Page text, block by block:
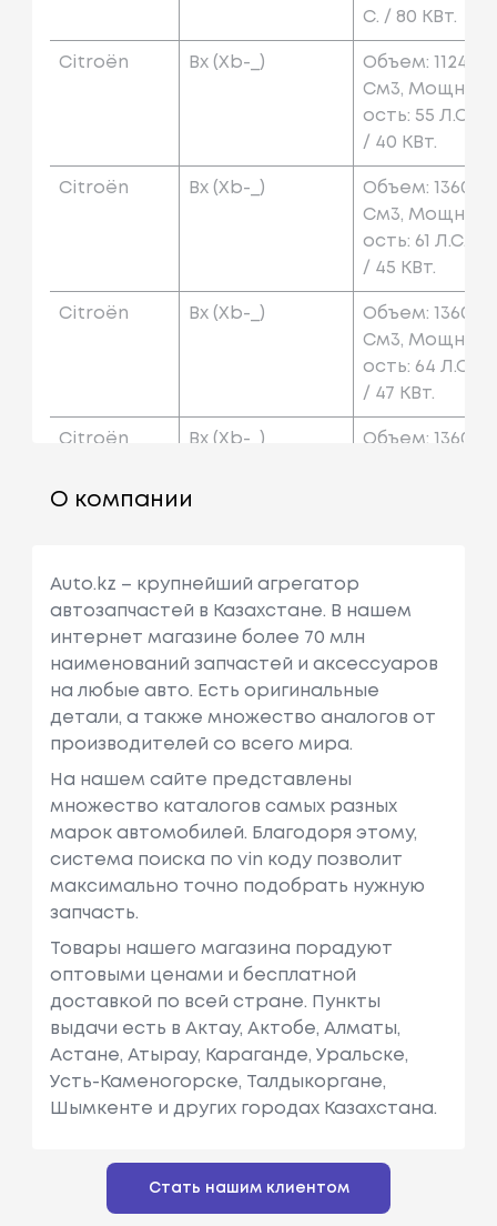
С. / 80 КВт.
Citroën Bx (xb-_)
Объем: 1124
См3, Мощн
Ость: 55 Л.с.
/ 40 КВт.
Citroën Bx (xb-_)
Объем: 1360
См3, Мощн
Ость: 61 Л.с.
/ 45 КВт.
Citroën Bx (xb-_)
Объем: 1360
См3, Мощн
Ость: 64 Л.с.
/ 47 КВт.
Citroën Bx (xb-_)
Объем: 1360
Ость: 71 Л.с.
/ 52 КВт.
Citroën Bx (xb-_)
Объем: 1360
См3, Мощн
Citroën Bx (xb-_)
Объем: 1360
См3, Мощн
Ость: 75 Л.с.
/ 55 КВт.
Citroën Bx (xb-_)
Объем: 1580
Ость: 80 Л.с.
/ 59 КВт.
Citroën Bx (xb-_)
Объем: 1580
См3, Мощн
Ость: 72 Л.с.
Bx (xb-_)
См3, Мощн
О компании
Auto.kz – крупнейший агрегатор
автозапчастей в Казахстане. В нашем
интернет магазине более 70 млн
наименований запчастей и аксессуаров
на любые авто. Есть оригинальные
детали, а также множество аналогов от
производителей со всего мира.
На нашем сайте представлены
множество каталогов самых разных
марок автомобилей. Благодоря этому,
система поиска по vin коду позволит
максимально точно подобрать нужную
запчасть.
Товары нашего магазина порадуют
оптовыми ценами и бесплатной
доставкой по всей стране. Пункты
выдачи есть в Актау, Актобе, Алматы,
Астане, Атырау, Караганде, Уральске,
Усть-Каменогорске, Талдыкоргане,
Шымкенте и других городах Казахстана.
Стать нашим клиентом